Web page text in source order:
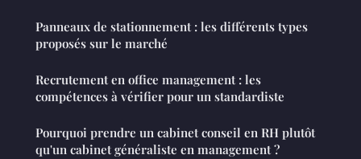
Panneaux de stationnement : les différents types
proposés sur le marché
Recrutement en office management : les
compétences à vérifier pour un standardiste
Pourquoi prendre un cabinet conseil en RH plutôt
qu'un cabinet généraliste en management ?